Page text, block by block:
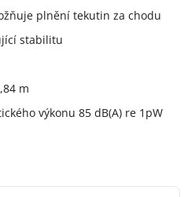
plnění tekutin za chodu
stabilitu
m
výkonu 85 dB(A) re 1pW